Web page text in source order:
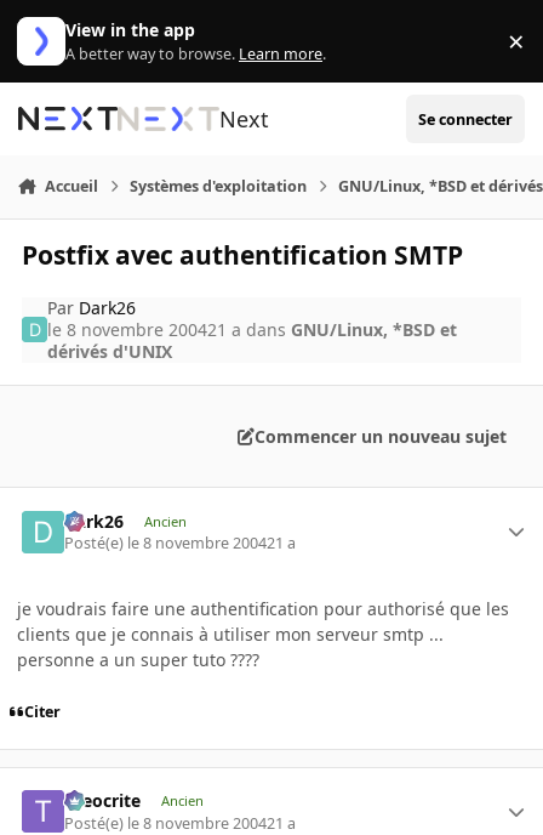
Aller au contenu
View in the app
A better way to browse. Learn more. ×
Next Se connecter
Accueil Systèmes d'exploitation GNU/Linux, *BSD et
Postfix avec authentification SMTP
Par Dark26
le 8 novembre 200421 a dans GNU/Linux, *BSD et
dérivés d'UNIX
Commencer un nouveau sujet
Dark26 Ancien
Posté(e) le 8 novembre 200421 a
je voudrais faire une authentification pour authorisé que les
clients que je connais à utiliser mon serveur smtp ...
personne a un super tuto ????
Citer
theocrite Ancien
Posté(e) le 8 novembre 200421 a